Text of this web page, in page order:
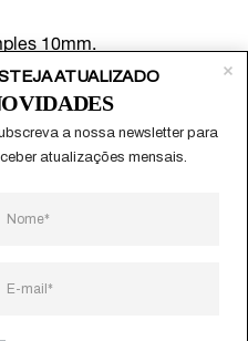
10mm.
32 a 35 dB,
e do tipo de
ATUALIZADO
a nossa newsletter para
atualizações mensais.